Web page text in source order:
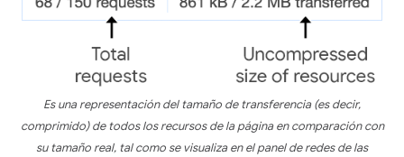
Es una representación del tamaño de transferencia(es decir,
comprimido) de todos los recursos de la página en comparación con
su tamaño real, tal como se visualiza en el panel de redes de las